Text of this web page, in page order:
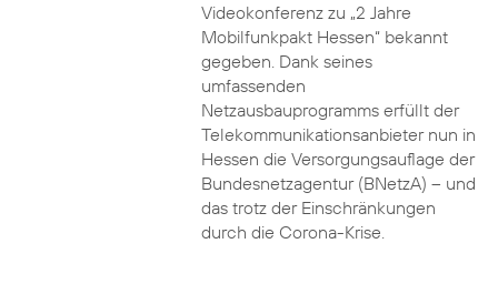
Videokonferenz zu „2 Jahre
Mobilfunkpakt Hessen“ bekannt
gegeben. Dank seines
umfassenden
Netzausbauprogramms erfüllt der
Telekommunikationsanbieter nun in
Hessen die Versorgungsauflage der
Bundesnetzagentur (BNetzA) – und
das trotz der Einschränkungen
durch die Corona-Krise.